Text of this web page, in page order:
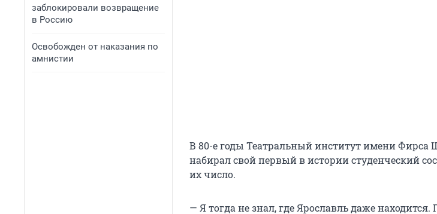
заблокировали возвращение
в Россию
Освобожден от наказания по
амнистии
В 80-е годы Театральный институт имени Фирса
набирал свой первый в истории студенческий
их число.
— Я тогда не знал, где Ярославль даже